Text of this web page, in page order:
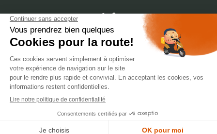
388 Av. Charles de Gaulle, 69200 Vénissieux
© 2007-2025 Silverstone Motor